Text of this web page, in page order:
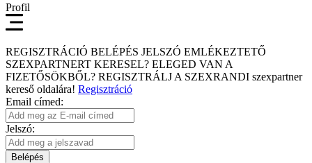
Profil
REGISZTRÁCIÓ BELÉPÉS JELSZÓ EMLÉKEZTETŐ
SZEXPARTNERT KERESEL? ELEGED VAN A
FIZETŐSÖKBŐL? REGISZTRÁLJ A SZEXRANDI szexpartner
kereső oldalára! Regisztráció
Email címed:
Jelszó:
Belépés